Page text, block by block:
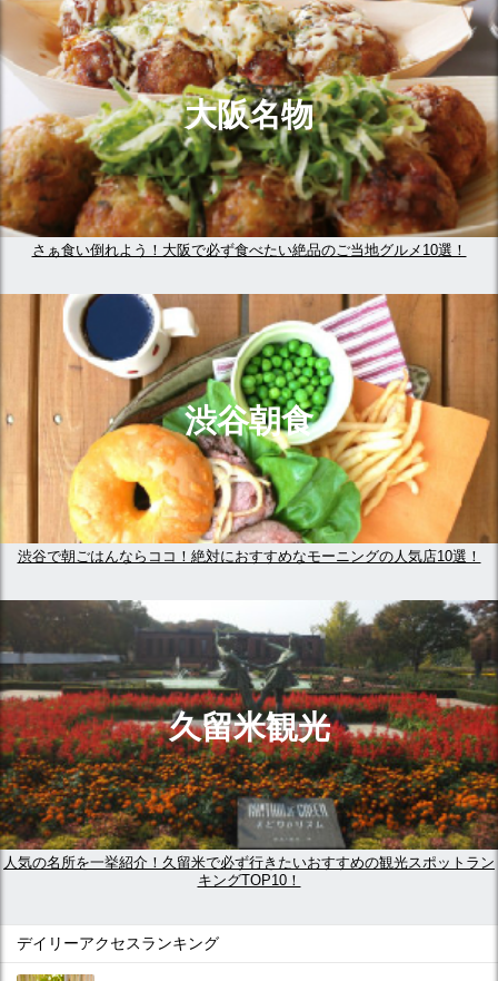
大阪名物
さぁ食い倒れよう！大阪で必ず食べたい絶品のご当地グルメ10選！
渋谷朝食
渋谷で朝ごはんならココ！絶対におすすめなモーニングの人気店10選！
久留米観光
人気の名所を一挙紹介！久留米で必ず行きたいおすすめの観光スポットラン
キングTOP10！
デイリーアクセスランキング